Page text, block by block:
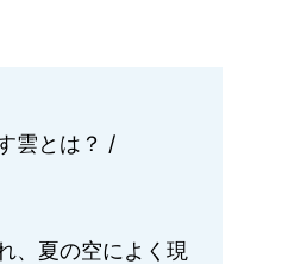
雲とは？ /
、夏の空によく現